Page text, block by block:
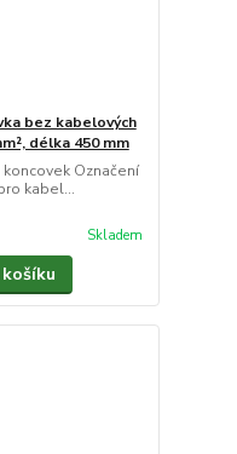
bez kabelových
délka 450 mm
Označení
kabel...
Skladem